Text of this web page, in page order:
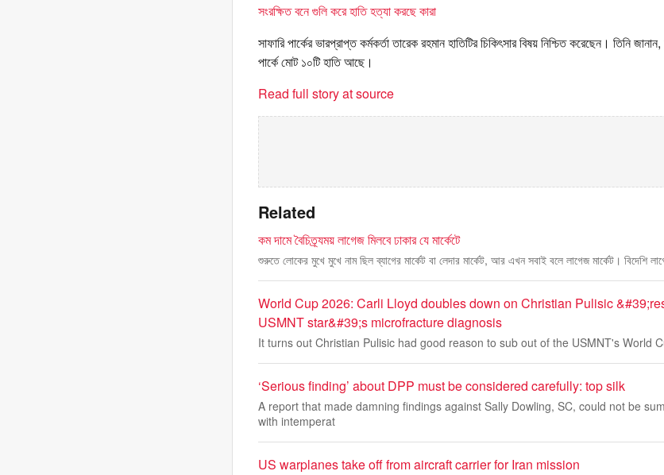
সংরক্ষিত বনে গুলি করে হাতি হত্যা করছে কারা
সাফারি পার্কের ভারপ্রাপ্ত কর্মকর্তা তারেক রহমান হাতিটির চিকিৎসার বিষয় নিশ্চিত করেছেন। তিনি জানান,
পার্কে মোট ১০টি হাতি আছে।
Read full story at source
Related
কম দামে বৈচিত্র্যময় লাগেজ মিলবে ঢাকার যে মার্কেটে
শুরুতে লোকের মুখে মুখে নাম ছিল ব্যাগের মার্কেট বা লেদার মার্কেট, আর এখন সবাই বলে লাগেজ মার্কেট। বিদেশি
World Cup 2026: Carli Lloyd doubles down on Christian Pulisic
USMNT star&#39;s microfracture diagnosis
It turns out Christian Pulisic had good reason to sub out of the USMNT's World
‘Serious finding’ about DPP must be considered carefully: top silk
A report that made damning findings against Sally Dowling, SC, could not be
with intemperat
US warplanes take off from aircraft carrier for Iran mission